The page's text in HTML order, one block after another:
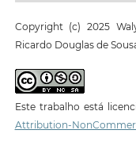
Copyright (c) 2025
Ricardo Douglas de
Este trabalho está
Attribution-